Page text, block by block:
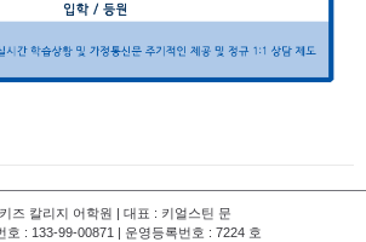
즈 칼리지 어학원 | 대표 : 키얼스틴 문
호 : 133-99-00871 | 운영등록번호 : 7224 호